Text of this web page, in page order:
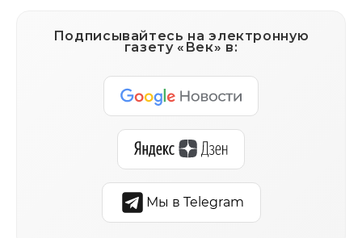
Подписывайтесь на электронную
газету «Век» в:
Мы в Telegram